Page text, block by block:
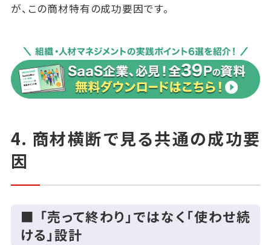
が、この商材特有の成功要因です。
4. 商材横断で見る共通の成功要
因
■ 「売って終わり」ではなく「使わせ続
ける」設計